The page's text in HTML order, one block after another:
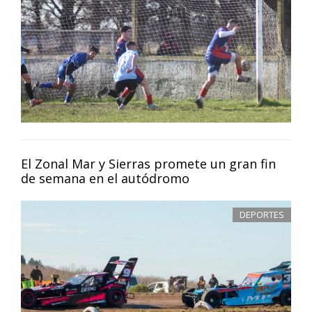
El Zonal Mar y Sierras promete un gran fin
de semana en el autódromo
DEPORTES